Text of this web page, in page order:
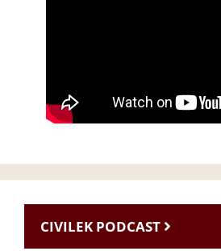
CIVILEK PODCAST